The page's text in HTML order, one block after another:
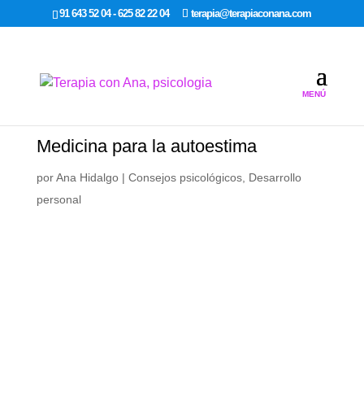
google-site-verification: google7dcda757e565a307.html
91 643 52 04 - 625 82 22 04 terapia@terapiaconana.com
Medicina para la autoestima
porAna Hidalgo| Consejos psicológicos, Desarrollo
personal